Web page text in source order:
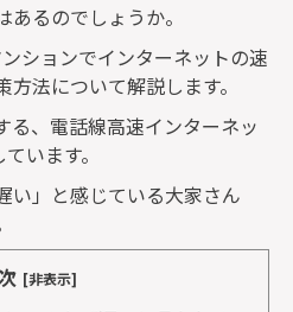
るのでしょうか。
ションでインターネットの速
法について解説します。
る、電話線高速インターネッ
います。
い」と感じている大家さん
[非表示]